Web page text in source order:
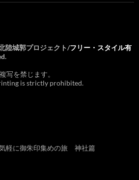
陸城郭プロジェクト/フリー・スタイル有
写を禁じます。
is strictly prohibited.
軽に御朱印集めの旅 神社篇